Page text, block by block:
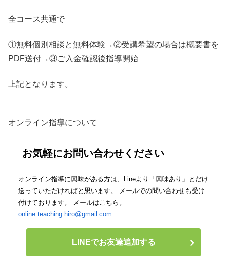
全コース共通で
①無料個別相談と無料体験→②受講希望の場合は概要書を
PDF送付→③ご入金確認後指導開始
上記となります。
オンライン指導について
お気軽にお問い合わせください
オンライン指導に興味がある方は、Lineより「興味あり」とだけ
送っていただければと思います。 メールでの問い合わせも受け
付けております。 メールはこちら。
online.teaching.hiro@gmail.com
LINEでお友達追加する